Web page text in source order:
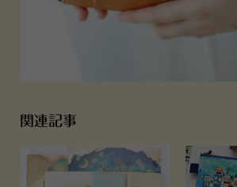
関連記事